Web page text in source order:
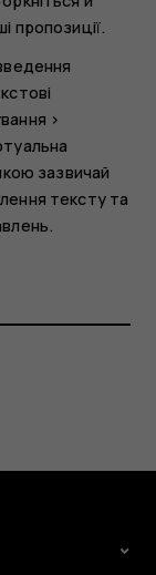
пропозиції.
>
зазвичай
текстута